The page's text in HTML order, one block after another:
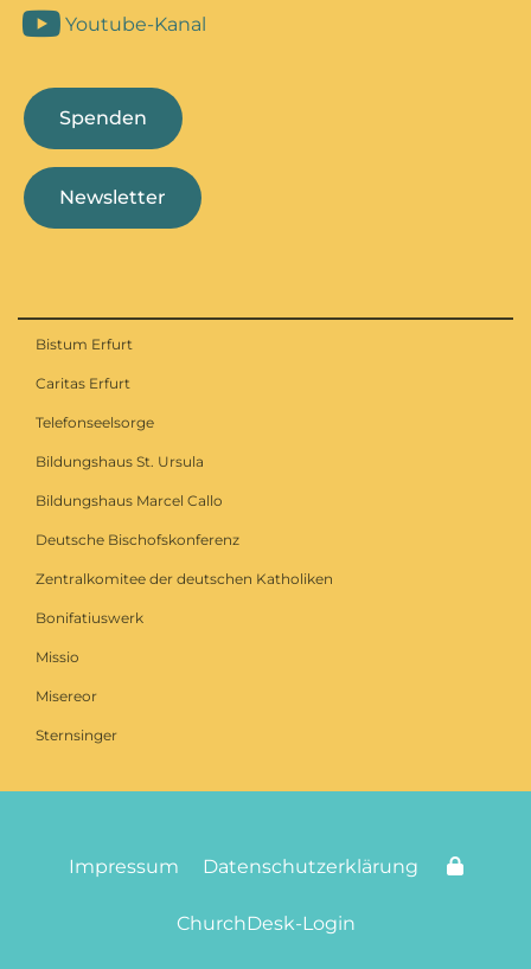
Youtube-Kanal
Spenden
Newsletter
Bistum Erfurt
Caritas Erfurt
Telefonseelsorge
Bildungshaus St. Ursula
Bildungshaus Marcel Callo
Deutsche Bischofskonferenz
Zentralkomitee der deutschen Katholiken
Bonifatiuswerk
Missio
Misereor
Sternsinger
Impressum Datenschutzerklärung
ChurchDesk-Login